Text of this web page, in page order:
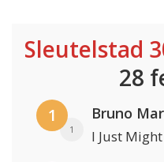
Sleutelstad
28
1
1
Bruno
I Just Might